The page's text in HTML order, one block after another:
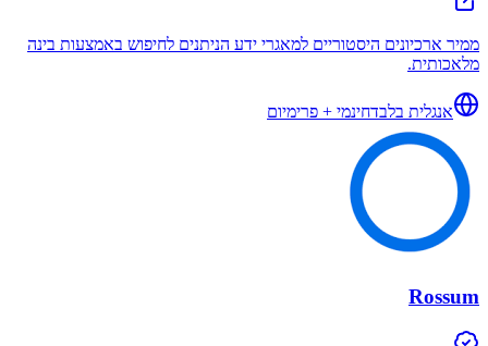
ממיר ארכיונים היסטוריים למאגרי ידע הניתנים לחיפוש באמצעות בינה
מלאכותית.
אנגלית בלבדחינמי + פרימיום
Rossum